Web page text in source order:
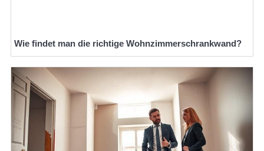
Wie findet man die richtige Wohnzimmerschrankwand?